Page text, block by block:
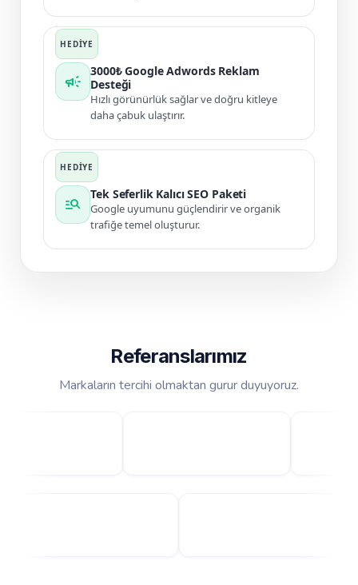
campaign
3000₺ Google Adwords Reklam
Desteği
Hızlı görünürlük sağlar ve doğru kitleye
daha çabuk ulaştırır.
manage_search
Tek Seferlik Kalıcı SEO Paketi
Google uyumunu güçlendirir ve organik
trafiğe temel oluşturur.
Referanslarımız
Markaların tercihi olmaktan gurur duyuyoruz.